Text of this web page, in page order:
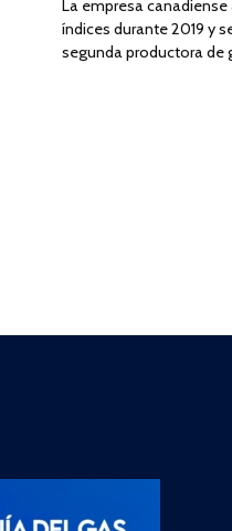
La empresa
índices durante 2019 y
segunda productora de